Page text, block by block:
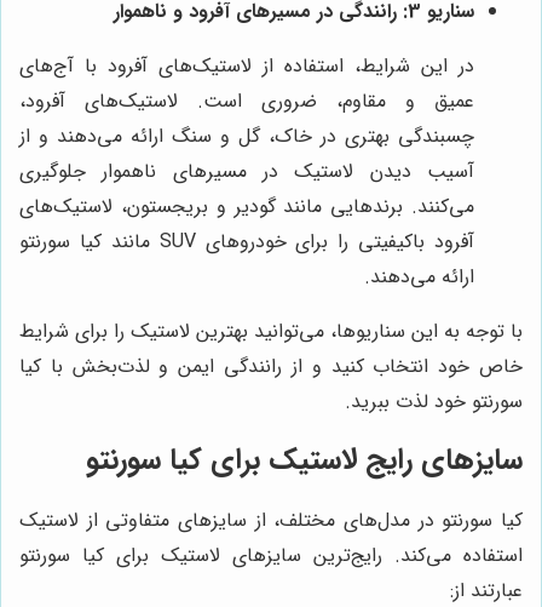
سناریو 3: رانندگی در مسیرهای آفرود و ناهموار
در این شرایط، استفاده از لاستیک‌های آفرود با آج‌های
عمیق و مقاوم، ضروری است. لاستیک‌های آفرود،
چسبندگی بهتری در خاک، گل و سنگ ارائه می‌دهند و از
آسیب دیدن لاستیک در مسیرهای ناهموار جلوگیری
می‌کنند. برندهایی مانند گودیر و بریجستون، لاستیک‌های
آفرود باکیفیتی را برای خودروهای SUV مانند کیا سورنتو
ارائه می‌دهند.
با توجه به این سناریوها، می‌توانید بهترین لاستیک را برای شرایط
خاص خود انتخاب کنید و از رانندگی ایمن و لذت‌بخش با کیا
سورنتو خود لذت ببرید.
سایزهای رایج لاستیک برای کیا سورنتو
کیا سورنتو در مدل‌های مختلف، از سایزهای متفاوتی از لاستیک
استفاده می‌کند. رایج‌ترین سایزهای لاستیک برای کیا سورنتو
عبارتند از: